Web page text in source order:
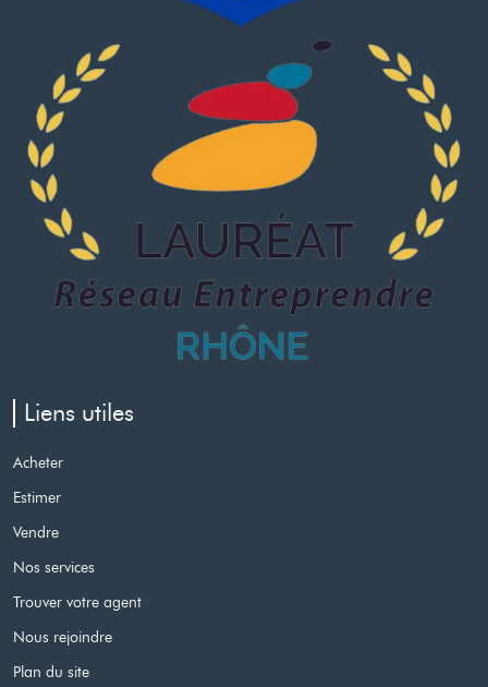
Liens utiles
Acheter
Estimer
Vendre
Nos services
Trouver votre agent
Nous rejoindre
Plan du site